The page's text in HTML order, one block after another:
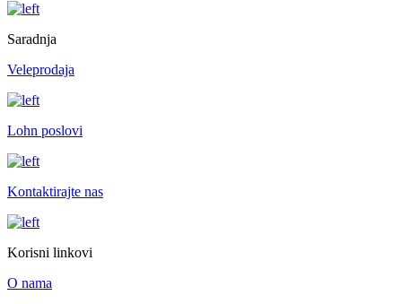
Saradnja
Veleprodaja
Lohn poslovi
Kontaktirajte nas
Korisni linkovi
O nama